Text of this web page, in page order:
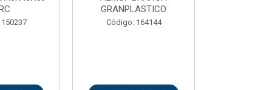
GRANPLASTICO
Código: 164144